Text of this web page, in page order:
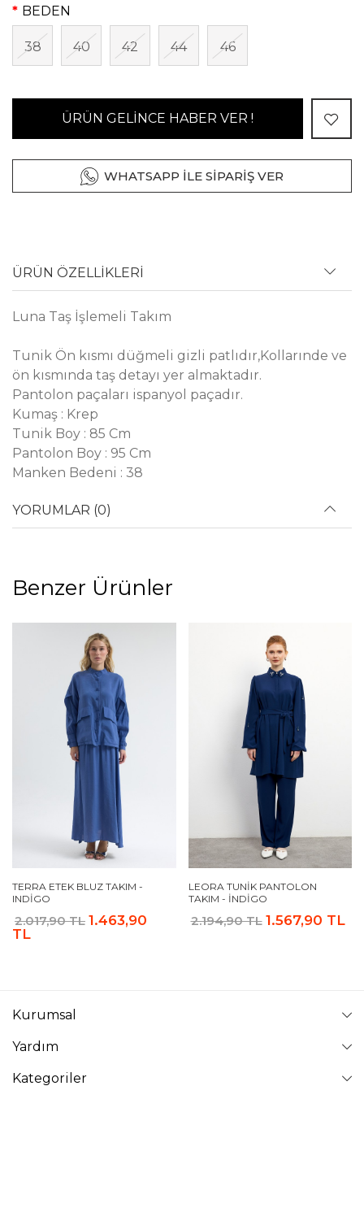
BEDEN
38 40 42 44 46
ÜRÜN GELİNCE HABER VER !
WHATSAPP İLE SİPARİŞ VER
ÜRÜN ÖZELLİKLERİ
Luna Taş İşlemeli Takım
Tunik Ön kısmı düğmeli gizli patlıdır,Kollarınde ve
ön kısmında taş detayı yer almaktadır.
Pantolon paçaları ispanyol paçadır.
Kumaş : Krep
Tunik Boy : 85 Cm
Pantolon Boy : 95 Cm
Manken Bedeni : 38
YORUMLAR (0)
Benzer Ürünler
TERRA ETEK BLUZ TAKIM -
INDIGO
2.017,90 TL 1.463,90
TL
LEORA TUNIK PANTOLON
TAKIM - İNDIGO
2.194,90 TL 1.567,90 TL
Kurumsal
Yardım
Kategoriler